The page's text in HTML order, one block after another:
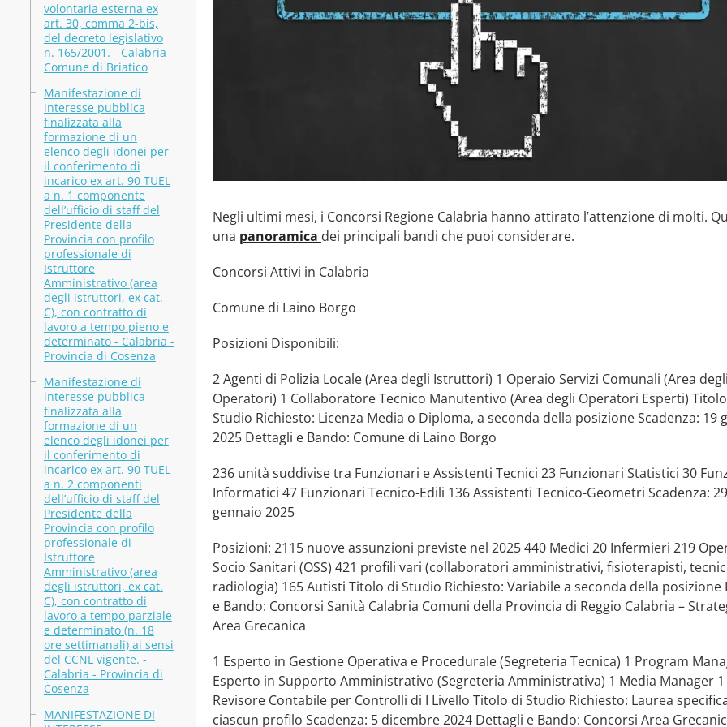
volontaria esterna ex
art. 30, comma 2-bis,
del decreto legislativo
n. 165/2001. - Calabria -
Comune di Briatico
Manifestazione di
interesse pubblica
finalizzata alla
formazione di un
elenco degli idonei per
il conferimento di
incarico ex art. 90 TUEL
a n. 1 componente
dell’ufficio di staff del
Presidente della
Provincia con profilo
professionale di
Istruttore
Amministrativo (area
degli istruttori, ex cat.
C), con contratto di
lavoro a tempo pieno e
determinato - Calabria -
Provincia di Cosenza
Manifestazione di
interesse pubblica
finalizzata alla
formazione di un
elenco degli idonei per
il conferimento di
incarico ex art. 90 TUEL
a n. 2 componenti
dell’ufficio di staff del
Presidente della
Provincia con profilo
professionale di
Istruttore
Amministrativo (area
degli istruttori, ex cat.
C), con contratto di
lavoro a tempo parziale
e determinato (n. 18
ore settimanali) ai sensi
del CCNL vigente. -
Calabria - Provincia di
Cosenza
MANIFESTAZIONE DI
Negli ultimi mesi, i Concorsi Regione Calabria hanno attirato l’attenzione di molti.
una panoramica dei principali bandi che puoi considerare.
Concorsi Attivi in Calabria
Comune di Laino Borgo
Posizioni Disponibili:
2 Agenti di Polizia Locale (Area degli Istruttori) 1 Operaio Servizi Comunali (Area degli
Operatori) 1 Collaboratore Tecnico Manutentivo (Area degli Operatori Esperti)
Studio Richiesto: Licenza Media o Diploma, a seconda della posizione Scadenza: 19
2025 Dettagli e Bando: Comune di Laino Borgo
236 unità suddivise tra Funzionari e Assistenti Tecnici 23 Funzionari Statistici 30
Informatici 47 Funzionari Tecnico-Edili 136 Assistenti Tecnico-Geometri Scadenza: 29
gennaio 2025
Posizioni: 2115 nuove assunzioni previste nel 2025 440 Medici 20 Infermieri 219
Socio Sanitari (OSS) 421 profili vari (collaboratori amministrativi, fisioterapisti,
radiologia) 165 Autisti Titolo di Studio Richiesto: Variabile a seconda della posizione
e Bando: Concorsi Sanità Calabria Comuni della Provincia di Reggio Calabria –
Area Grecanica
1 Esperto in Gestione Operativa e Procedurale (Segreteria Tecnica) 1 Program
Esperto in Supporto Amministrativo (Segreteria Amministrativa) 1 Media Manager 1
Revisore Contabile per Controlli di I Livello Titolo di Studio Richiesto: Laurea
ciascun profilo Scadenza: 5 dicembre 2024 Dettagli e Bando: Concorsi Area